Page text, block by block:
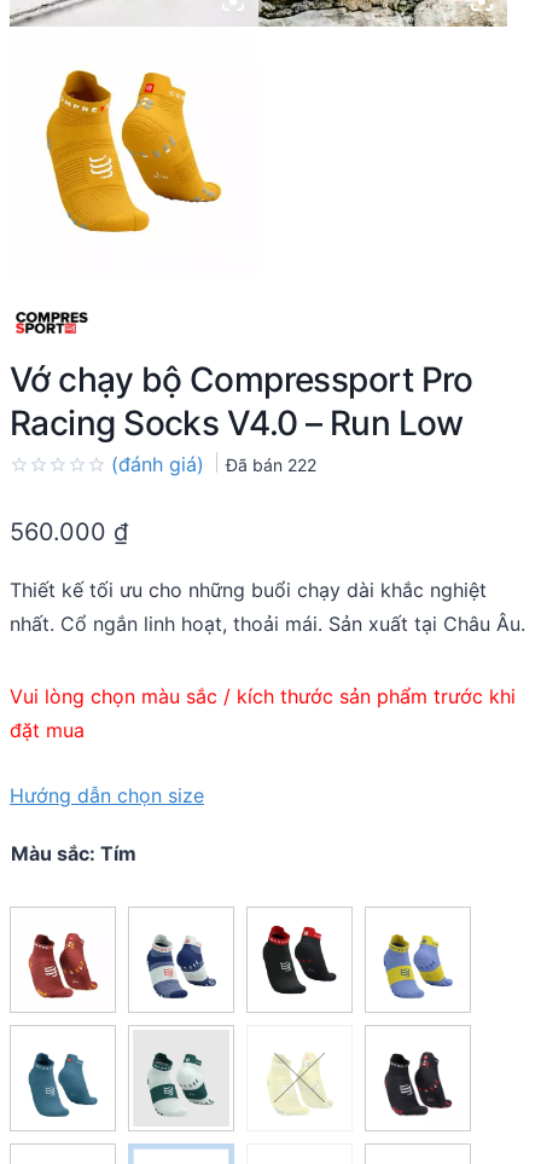
Vớ chạy bộ Compressport Pro
Racing Socks V4.0 – Run Low
out
(đánh giá) Đã bán 222
560.000 ₫
Thiết kế tối ưu cho những buổi chạy dài khắc nghiệt
nhất. Cổ ngắn linh hoạt, thoải mái. Sản xuất tại Châu Âu.
Vui lòng chọn màu sắc / kích thước sản phẩm trước khi
đặt mua
Hướng dẫn chọn size
Màu sắc: Tím